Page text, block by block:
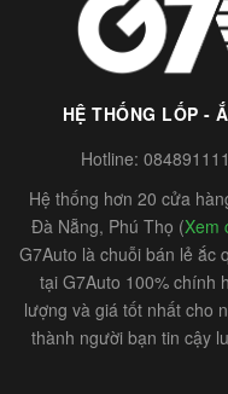
HỆ THỐNG LỐP -
Hotline:
Hệ thống hơn 20 cửa
Đà Nẵng, Phú Thọ (Xem
G7Auto là chuỗi bán lẻ ắc
tại G7Auto 100% chính
lượng và giá tốt nhất cho
thành người bạn tin cậy